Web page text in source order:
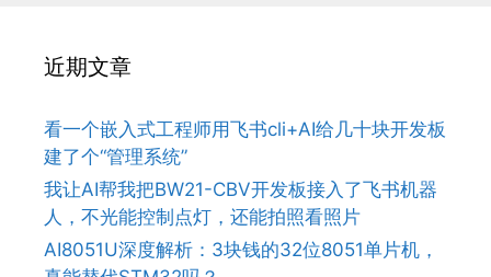
近期文章
看一个嵌入式工程师用飞书cli+AI给几十块开发板
建了个“管理系统”
我让AI帮我把BW21-CBV开发板接入了飞书机器
人，不光能控制点灯，还能拍照看照片
AI8051U深度解析：3块钱的32位8051单片机，